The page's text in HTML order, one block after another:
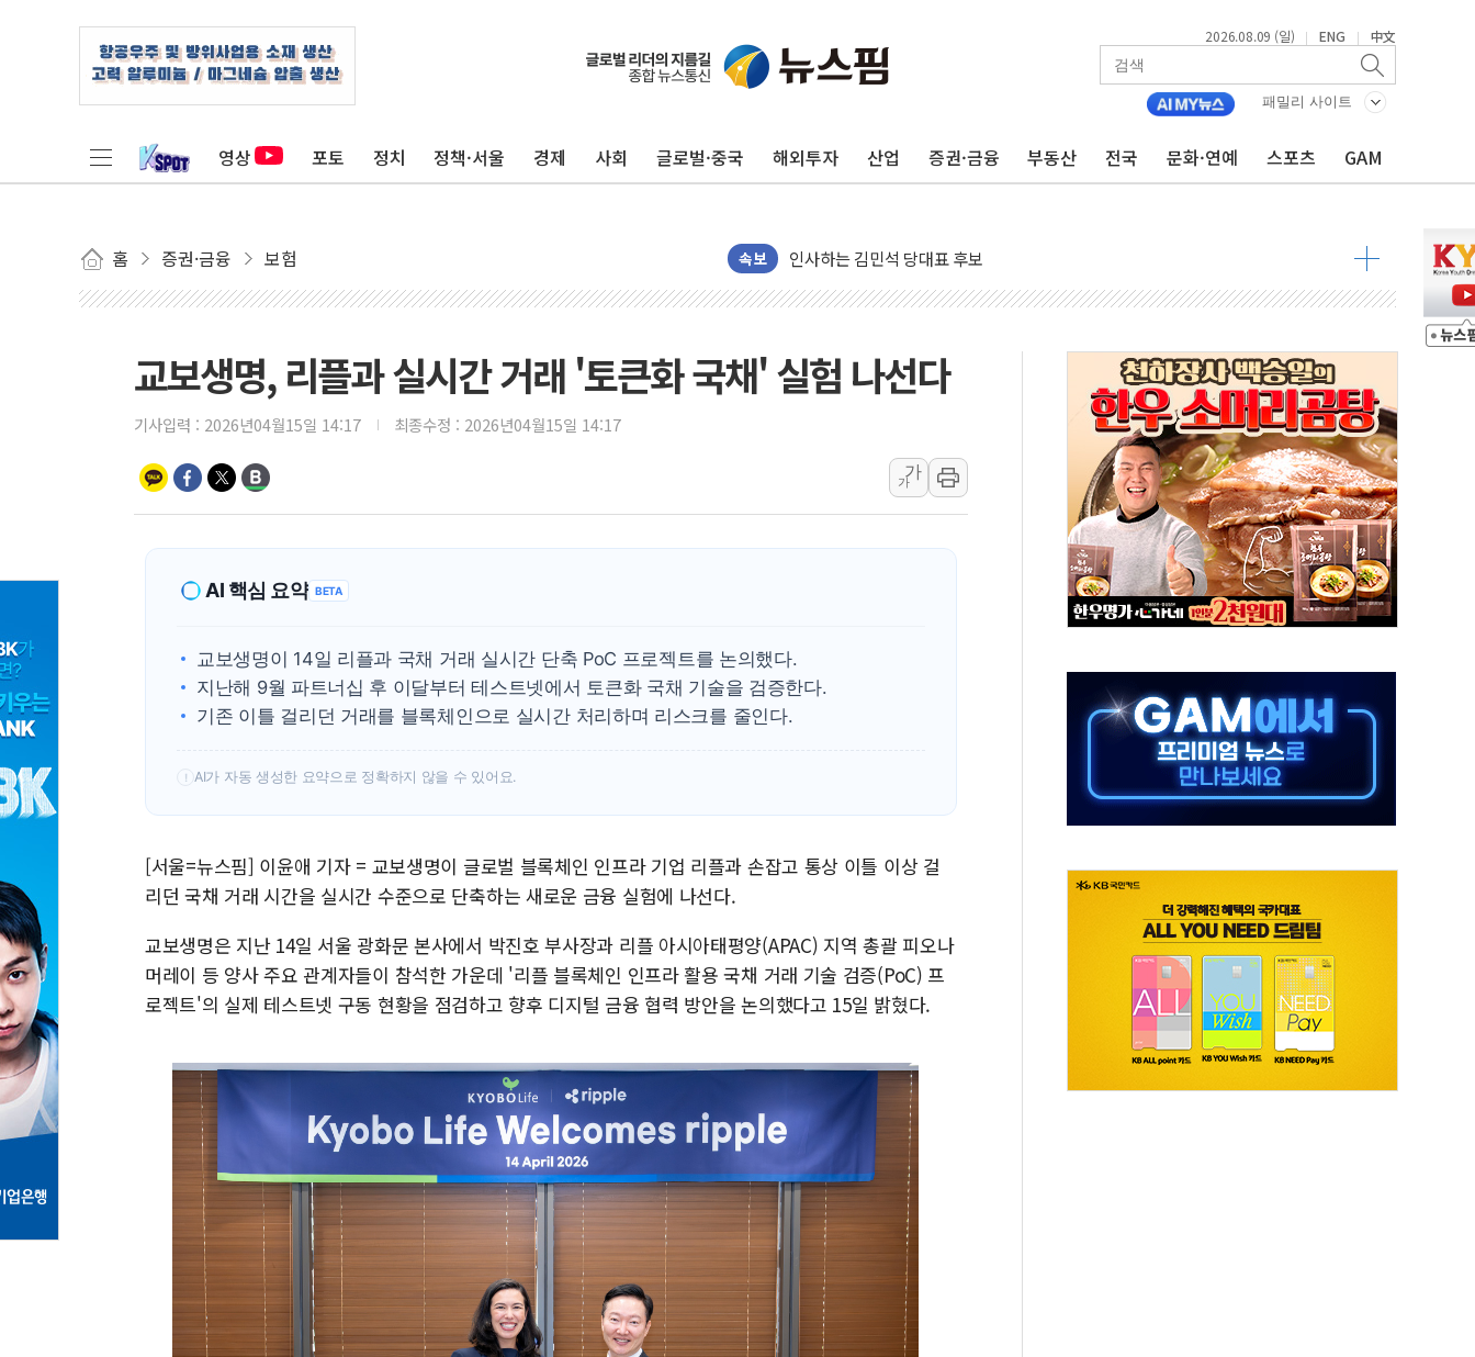
2026.08.09 (일) | ENG | 中文
패밀리 사이트
영상 포토 정치 정책·서울 경제 사회 글로벌·중국 해외투자 산업 증권·금융 부동산 전국 문화·연예 스포츠 GAM
홈 증권·금융 보험 속보
포항시 재난예산 40억 긴급 투입…고수온 양식장 복구·지원 '총력'
울진·영덕 '호우특보'-포항 '산사태 주의보'...경북도, 호우 피해·통제구간 없어
인천 합동연설회 나선 송영길·정청래·김민석 당대표 후보
김민석, 2주차 제주·인천 경선서 정청래에 승리...47.75% vs 42.08%
[속보] 민주, 제주·인천 경선 결과 발표...김민석 47.75% 정청래 42.08%
[속보] 민주, 인천 경선 결과 발표...김민석 45.09% 정청래 43.27% 송영길 11.63%
이번주 국내 주요 금융일정(8.10~8.14)
美, 이란전 출구전략 만지작…공습 한계·탄약 부족 현실화
강릉·동해·삼척 시간당 최대 50㎜ 폭우…강원 동해안 강한 비 이어져
폐기물 수거하다 참변…60대 환경미화원 수거차에 치여 사망
서울 중랑구 주택가서 흉기 난동…60대 남성 2명 숨져
李대통령 "결혼 때문에 손해 보는 일 없게"…'결혼 페널티' 22개 과제 손본다
여수 오동도 인근 해상서 모터보트 전복…1명 사망·1명 실종
추미애, '위안부' 피해자 기림의 날 참석..."국제적 시민 연대로 목소리 내야"
인천 선재도 갯벌서 해루질 중 실종 60대 나흘만에 숨진 채 발견
인천서 말다툼 중 어머니 흉기 살해 10대 아들 체포
'화합' 꺼낸 김민석에 '뻔뻔' 받아친 정청래…제주 연설서 신경전 고조
교보생명, 리플과 실시간 거래 '토큰화 국채' 실험 나선다
기사입력 : 2026년04월15일 14:17 최종수정 : 2026년04월15일 14:17
가
가
AI 핵심 요약 BETA
교보생명이 14일 리플과 국채 거래 실시간 단축 PoC 프로젝트를 논의했다.
지난해 9월 파트너십 후 이달부터 테스트넷에서 토큰화 국채 기술을 검증한다.
기존 이틀 걸리던 거래를 블록체인으로 실시간 처리하며 리스크를 줄인다.
! AI가 자동 생성한 요약으로 정확하지 않을 수 있어요.
[서울=뉴스핌] 이윤애 기자 = 교보생명이 글로벌 블록체인 인프라 기업 리플과 손잡고 통상 이틀 이상 걸
리던 국채 거래 시간을 실시간 수준으로 단축하는 새로운 금융 실험에 나선다.
교보생명은 지난 14일 서울 광화문 본사에서 박진호 부사장과 리플 아시아태평양(APAC) 지역 총괄 피오나
머레이 등 양사 주요 관계자들이 참석한 가운데 '리플 블록체인 인프라 활용 국채 거래 기술 검증(PoC) 프
로젝트'의 실제 테스트넷 구동 현황을 점검하고 향후 디지털 금융 협력 방안을 논의했다고 15일 밝혔다.